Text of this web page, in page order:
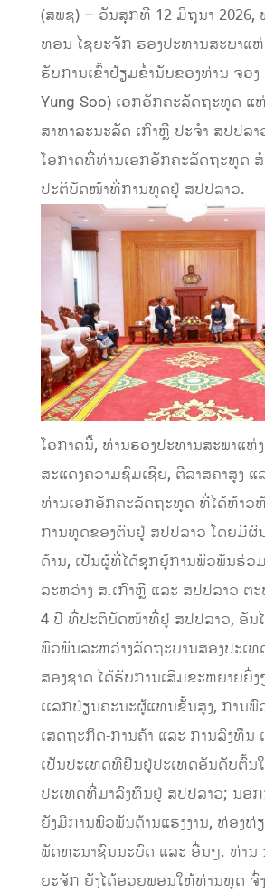
(ສພຊ) – ວັນສຸກທີ 12 ມິຖຸນາ 2026,
ທອນ ໄຊຍະຈັກ ຮອງປະທານສະພາແ
ຮັບການເຂົ້າຢ້ຽມຂ່ຳນັບຂອງທ່ານ ຈອງ
Yung Soo) ເອກອັກຄະລັດຖະທູດ ແ
ສາທາລະນະລັດ ເກົາຫຼີ ປະຈໍາ ສປປລາ
ໂອກາດທີ່ທ່ານເອກອັກຄະລັດຖະທູດ ສ
ປະຕິບັດໜ້າທີ່ການທູດຢູ່ ສປປລາວ.
ໂອກາດນີ້, ທ່ານຮອງປະທານສະພາແຫ່
ສະແດງຄວາມຊົມເຊີຍ, ຕີລາສຄາສູງ
ທ່ານເອກອັກຄະລັດຖະທູດ ທີ່ໄດ້ຫ້າວ
ການທູດຂອງຕົນຢູ່ ສປປລາວ ໂດຍມີຜົ
ດ້ານ, ເປັນຜູ້ທີ່ໄດ້ຊຸກຍູ້ການພົວພັນຮ່ວ
ລະຫວ່າງ ສ.ເກົາຫຼີ ແລະ ສປປລາວ ຕ
4 ປີ ທີ່ປະຕິບັດໜ້າທີ່ຢູ່ ສປປລາວ, ອັນ
ພົວພັນລະຫວ່າງລັດຖະບານສອງປະເ
ສອງຊາດ ໄດ້ຮັບການເສີມຂະຫຍາຍຍິ່
ເເລກປ່ຽນຄະນະຜູ້ແທນຂັ້ນສູງ, ການພົ
ເສດຖະກິດ-ການຄ້າ ແລະ ການລົງທຶນ
ເປັນປະເທດທີ່ຢືນຢູ່ປະເທດອັນດັບຕົ້ນ
ປະເທດທີ່ມາລົງທຶນຢູ່ ສປປລາວ; ນອ
ຍັງມີການພົວພັນດ້ານແຮງງານ, ທ່ອງທ່
ພັດທະນາຊົນນະບົດ ແລະ ອື່ນໆ. ທ່ານ
ຍະຈັກ ຍັງໄດ້ອວຍພອນໃຫ້ທ່ານທູດ ຈົ່